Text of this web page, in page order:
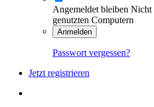
Angemeldet bleiben Nicht
genutzten Computern
Anmelden
Passwort vergessen?
Jetzt registrieren